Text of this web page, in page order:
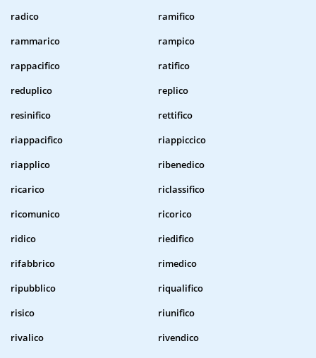
radico
ramifico
rammarico
rampico
rappacifico
ratifico
reduplico
replico
resinifico
rettifico
riappacifico
riappiccico
riapplico
ribenedico
ricarico
riclassifico
ricomunico
ricorico
ridico
riedifico
rifabbrico
rimedico
ripubblico
riqualifico
risico
riunifico
rivalico
rivendico